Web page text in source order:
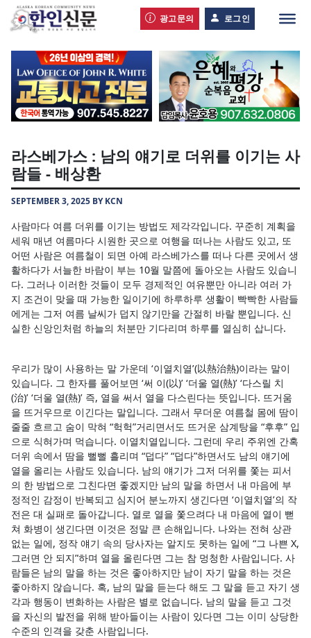
광고문의 로그인
라스베가스 : 남의 얘기로 더위를 이기는 사
람들 - 배상환
SEPTEMBER 3, 2025 BY KCN
사람마다 여름 더위를 이기는 방법도 제각각입니다. 꾸준히 계획을
세워 매년 여름마다 시원한 곳으로 여행을 떠나는 사람도 있고, 또
어떤 사람은 여름철이 되면 아예 라스베가스를 떠나 다른 곳에서 생
활하다가 서늘한 바람이 부는 10월 말쯤에 돌아오는 사람도 있습니
다. 그러나 이러한 것들이 모두 경제적인 여유뿐만 아니라 여러 가
지 조건이 맞을 때 가능한 일이기에 하루하루 생활이 빡빡한 사람들
에게는 그저 여름 날씨가 덥지 않기만을 간절히 바랄 뿐입니다. 신
실한 신앙인처럼 하늘의 처분만 기다리며 하루를 열심히 삽니다.
우리가 많이 사용하는 말 가운데 ‘이열치열’(以熱治熱)이라는 말이
있습니다. 그 한자를 풀어보면 ‘써 이(以)’ ‘더울 열(熱)’ ‘다스릴 치
(治)’ ‘더울 열(熱)’ 즉, 열을 써서 열을 다스린다는 뜻입니다. 뜨거움
을 뜨거우므로 이긴다는 말입니다. 그래서 무더운 여름철 몸에 땀이
줄줄 흐르고 숨이 막혀 “헉헉”거리면서도 뜨거운 삼계탕을 “후후” 입
으로 식혀가며 먹습니다. 이열치열입니다. 그런데 우리 주위엔 간혹
더위 속에서 땀을 뻘뻘 흘리며 “덥다” “덥다”하면서도 남의 얘기에
열을 올리는 사람도 있습니다. 남의 얘기가 그저 더위를 쫓는 피서
의 한 방법으로 그친다면 좋겠지만 남의 말을 하면서 내 마음에 부
정적인 감정이 반복되고 심지어 분노까지 생긴다면 ‘이열치열’의 작
전은 대 실패로 돌아갑니다. 열로 열을 쫓으려다 내 마음에 열이 뻗
쳐 화병이 생긴다면 이것은 정말 큰 손해입니다. 나와는 전혀 상관
없는 일에, 정작 얘기 속의 당사자는 알지도 못하는 일에 “그 나쁜 X,
그러면 안 되지”하며 열을 올린다면 그는 참 멍청한 사람입니다. 사
람들은 남의 말을 하는 것은 좋아하지만 남이 자기 말을 하는 것은
좋아하지 않습니다. 혹, 남의 말을 듣는다 해도 그 말을 듣고 자기 생
각과 행동이 변화하는 사람은 별로 없습니다. 남의 말을 듣고 그것
을 자신의 발전을 위해 받아들이는 사람이 있다면 그는 이미 상당한
수준의 인격을 갖춘 사람입니다.